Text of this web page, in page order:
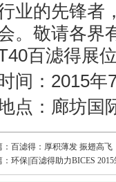
业的先锋者
。敬请各界
百滤得展
间：2015年
点：廊坊国
百滤得：厚积薄发 振翅高飞
环保||百滤得助力BICES